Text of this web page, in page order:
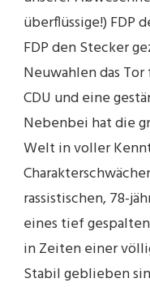
überflüssige!) FDP
FDP den Stecker
Neuwahlen das
CDU und eine
Nebenbei hat die
Welt in voller
rassistischen, 78-
eines tief
in Zeiten einer
Stabil geblieben